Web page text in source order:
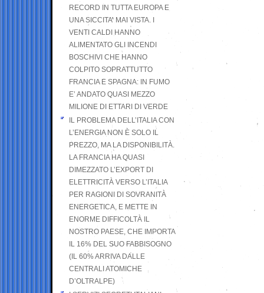
RECORD IN TUTTA EUROPA E
UNA SICCITA’ MAI VISTA. I
VENTI CALDI HANNO
ALIMENTATO GLI INCENDI
BOSCHIVI CHE HANNO
COLPITO SOPRATTUTTO
FRANCIA E SPAGNA: IN FUMO
E’ ANDATO QUASI MEZZO
MILIONE DI ETTARI DI VERDE
IL PROBLEMA DELL’ITALIA CON
L’ENERGIA NON È SOLO IL
PREZZO, MA LA DISPONIBILITÀ.
LA FRANCIA HA QUASI
DIMEZZATO L’EXPORT DI
ELETTRICITÀ VERSO L’ITALIA
PER RAGIONI DI SOVRANITÀ
ENERGETICA, E METTE IN
ENORME DIFFICOLTÀ IL
NOSTRO PAESE, CHE IMPORTA
IL 16% DEL SUO FABBISOGNO
(IL 60% ARRIVA DALLE
CENTRALI ATOMICHE
D’OLTRALPE)